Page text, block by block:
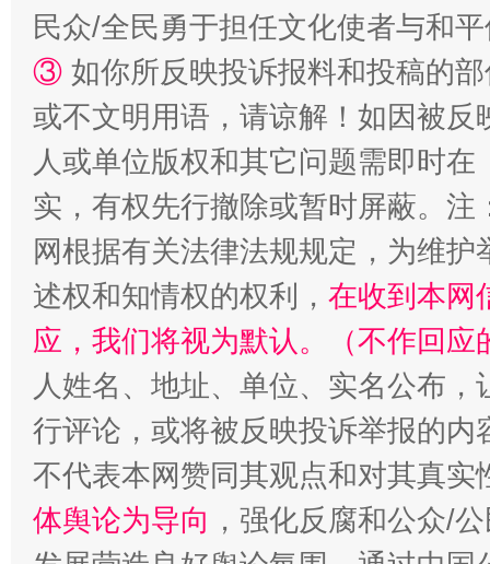
招工难、用工荒背后
民众/全民勇于担任文化使者与和
③ 如你所反映投诉报料和投稿的
或不文明用语，请谅解！如因被
人或单位版权和其它问题需即时在
实，有权先行撤除或暂时屏蔽。
网根据有关法律法规规定，为维
述权和知情权的权利， 在收到本网
应，我们将视为默认。（不作回应
人姓名、地址、单位、实名公布
行评论，或将被反映投诉举报的
不代表本网赞同其观点和对其真实
体舆论为导向 ，强化反腐和公众/